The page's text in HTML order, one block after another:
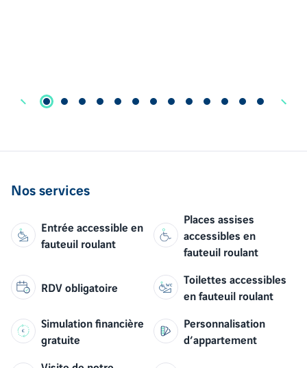
Nos services
Entrée accessible en
fauteuil roulant
Places assises
accessibles en
fauteuil roulant
RDV obligatoire
Toilettes accessibles
en fauteuil roulant
Simulation financière
gratuite
Personnalisation
d’appartement